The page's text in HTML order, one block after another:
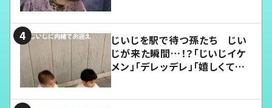
じいじを駅で待つ孫たち じい
じが来た瞬間…！？「じいじイケ
メン」「デレッデレ」「嬉しくて可